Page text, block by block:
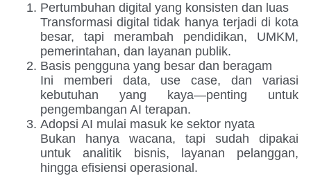
Pertumbuhan digital yang konsisten dan luas
Transformasi digital tidak hanya terjadi di kota
besar, tapi merambah pendidikan, UMKM,
pemerintahan, dan layanan publik.
Basis pengguna yang besar dan beragam
Ini memberi data, use case, dan variasi
kebutuhan yang kaya—penting untuk
pengembangan AI terapan.
Adopsi AI mulai masuk ke sektor nyata
Bukan hanya wacana, tapi sudah dipakai
untuk analitik bisnis, layanan pelanggan,
hingga efisiensi operasional.